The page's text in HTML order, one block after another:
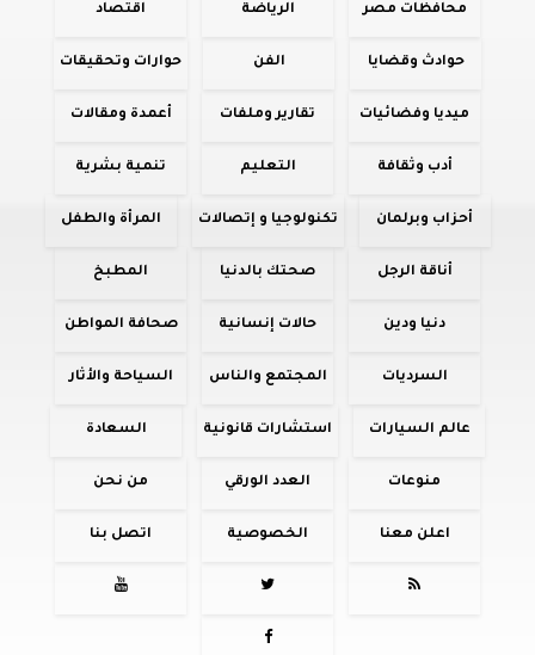
محافظات مصر الرياضة اقتصاد
حوادث وقضايا الفن حوارات وتحقيقات
ميديا وفضائيات تقارير وملفات أعمدة ومقالات
أدب وثقافة التعليم تنمية بشرية
أحزاب وبرلمان تكنولوجيا و إتصالات المرأة والطفل
أناقة الرجل صحتك بالدنيا المطبخ
دنيا ودين حالات إنسانية صحافة المواطن
السرديات المجتمع والناس السياحة والأثار
عالم السيارات استشارات قانونية السعادة
منوعات العدد الورقي من نحن
اعلن معنا الخصوصية اتصل بنا



